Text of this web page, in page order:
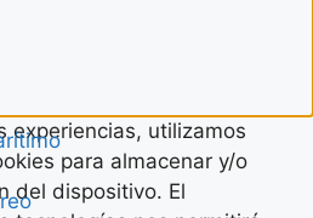
experiencias, utilizamos
para almacenar y/o
del dispositivo. El